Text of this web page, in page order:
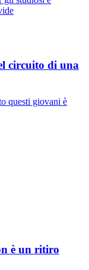
circuito di una
questi giovani è
è un ritiro